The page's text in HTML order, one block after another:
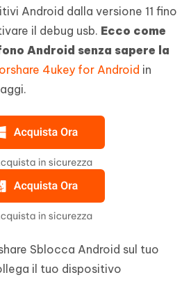
Android dalla versione 11 fino
il debug usb. Ecco come
Android senza sapere la
4ukey for Android in
Sblocca Android sul tuo
il tuo dispositivo